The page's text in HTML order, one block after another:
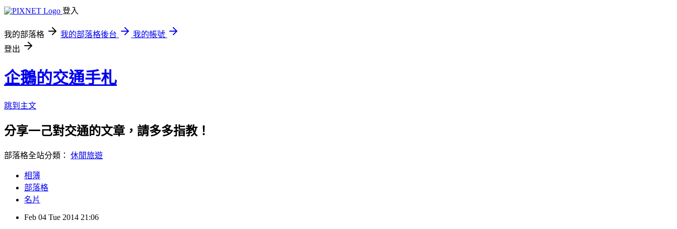
登入
我的部落格 我的部落格後台
我的帳號
登出
企鵝的交通手札
跳到主文
分享一己對交通的文章，請多多指教！
部落格全站分類： 休閒旅遊
相簿
部落格
名片
Feb 04 Tue 2014 21:06